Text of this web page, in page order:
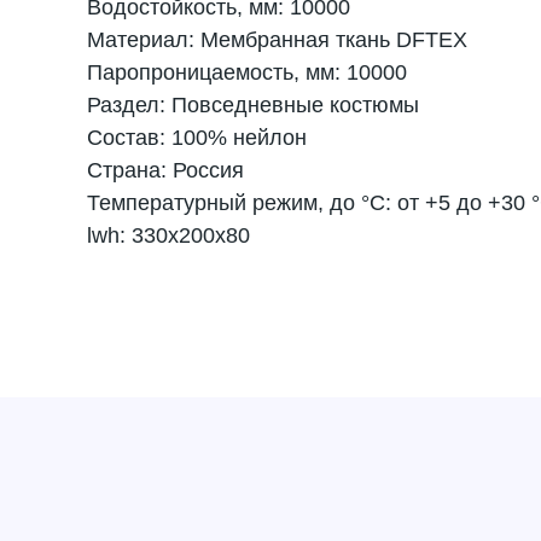
Водостойкость, мм: 10000
Материал: Мембранная ткань DFTEX
Паропроницаемость, мм: 10000
Раздел: Повседневные костюмы
Состав: 100% нейлон
Страна: Россия
Температурный режим, до °C: от +5 до +30
lwh: 330x200x80